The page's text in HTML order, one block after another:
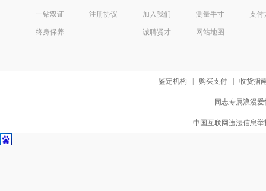
一钻双证
终身保养
注册协议 加入我们
诚聘贤才
测量手寸
网站地图
支付
鉴定机构 购买支付 收货指
同志专属浪漫
中国互联网违法信息